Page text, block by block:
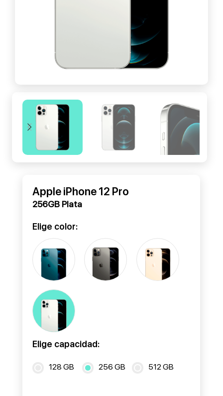
Apple iPhone 12 Pro
256GB Plata
Elige color:
Elige capacidad:
128 GB 256 GB 512 GB